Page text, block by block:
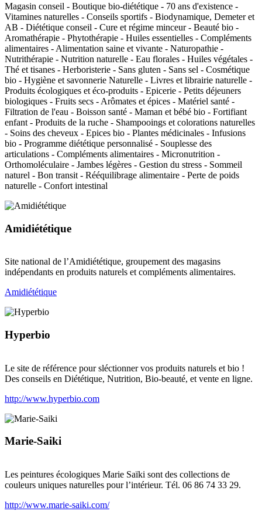
Magasin conseil - Boutique bio-diététique - 70 ans d'existence -
Vitamines naturelles - Conseils sportifs - Biodynamique, Demeter et
AB - Diététique conseil - Cure et régime minceur - Beauté bio -
Aromathérapie - Phytothérapie - Huiles essentielles - Compléments
alimentaires - Alimentation saine et vivante - Naturopathie -
Nutrithérapie - Nutrition naturelle - Eau florales - Huiles végétales -
Thé et tisanes - Herboristerie - Sans gluten - Sans sel - Cosmétique
bio - Hygiène et savonnerie Naturelle - Livres et librairie naturelle -
Produits écologiques et éco-produits - Epicerie - Petits déjeuners
biologiques - Fruits secs - Arômates et épices - Matériel santé -
Filtration de l'eau - Boisson santé - Maman et bébé bio - Fortifiant
enfant - Produits de la ruche - Shampooings et colorations naturelles
- Soins des cheveux - Epices bio - Plantes médicinales - Infusions
bio - Programme diététique personnalisé - Souplesse des
articulations - Compléments alimentaires - Micronutrition -
Orthomoléculaire - Jambes légères - Gestion du stress - Sommeil
naturel - Bon transit - Rééquilibrage alimentaire - Perte de poids
naturelle - Confort intestinal
Amidiététique
Site national de l’Amidiététique, groupement des magasins
indépendants en produits naturels et compléments alimentaires.
Amidiététique
Hyperbio
Le site de référence pour sléctionner vos produits naturels et bio !
Des conseils en Diététique, Nutrition, Bio-beauté, et vente en ligne.
http://www.hyperbio.com
Marie-Saiki
Les peintures écologiques Marie Saïki sont des collections de
couleurs uniques naturelles pour l’intérieur. Tél. 06 86 74 33 29.
http://www.marie-saiki.com/